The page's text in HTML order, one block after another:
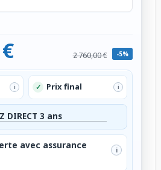
2 760,00 € -5%
i ✓ Prix final i
DIRECT 3 ans
avec assurance
i